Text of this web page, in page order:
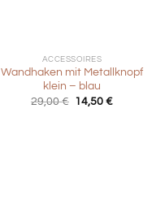
ACCESSOIRES
Wandhaken mit Metallknopf
klein – blau
29,00€ Ursprünglicher
14,50€Aktueller